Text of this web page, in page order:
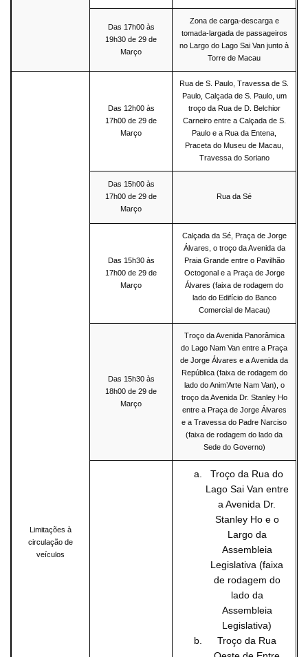
Das 17h00 às
19h30 de 29 de
Março
Zona de carga-descarga e
tomada-largada de passageiros
no Largo do Lago Sai Van junto à
Torre de Macau
Limitações à
circulação de
veículos
Das 12h00 às
17h00 de 29 de
Março
Rua de S. Paulo, Travessa de S.
Paulo, Calçada de S. Paulo, um
troço da Rua de D. Belchior
Carneiro entre a Calçada de S.
Paulo e a Rua da Entena,
Praceta do Museu de Macau,
Travessa do Soriano
Das 15h00 às
17h00 de 29 de
Março
Rua da Sé
Das 15h30 às
17h00 de 29 de
Março
Calçada da Sé, Praça de Jorge
Álvares, o troço da Avenida da
Praia Grande entre o Pavilhão
Octogonal e a Praça de Jorge
Álvares (faixa de rodagem do
lado do Edifício do Banco
Comercial de Macau)
Das 15h30 às
18h00 de 29 de
Março
Troço da Avenida Panorâmica
do Lago Nam Van entre a Praça
de Jorge Álvares e a Avenida da
República (faixa de rodagem do
lado do Anim’Arte Nam Van), o
troço da Avenida Dr. Stanley Ho
entre a Praça de Jorge Álvares
e a Travessa do Padre Narciso
(faixa de rodagem do lado da
Sede do Governo)
Troço da Rua do
Lago Sai Van entre
a Avenida Dr.
Stanley Ho e o
Largo da
Assembleia
Legislativa (faixa
de rodagem do
lado da
Assembleia
Legislativa)
Troço da Rua